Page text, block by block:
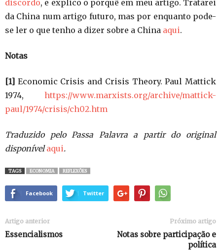
discordo, e explico o porquê em meu artigo. Tratarei
da China num artigo futuro, mas por enquanto pode-
se ler o que tenho a dizer sobre a China aqui.
Notas
[1] Economic Crisis and Crisis Theory. Paul Mattick
1974, https://www.marxists.org/archive/mattick-
paul/1974/crisis/ch02.htm
Traduzido pelo Passa Palavra a partir do original
disponívelaqui.
TAGS ECONOMIA REFLEXÕES
Facebook Twitter
Artigo anterior
Essencialismos
Próximo artigo
Notas sobre participação e
política